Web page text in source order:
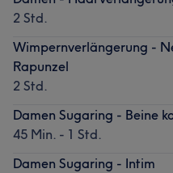
2 Std.
Wimpernverlängerung -
Rapunzel
2 Std.
Damen Sugaring - Beine
45 Min. - 1 Std.
Damen Sugaring - Intim